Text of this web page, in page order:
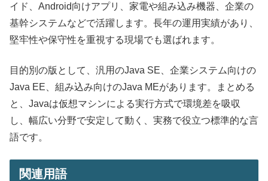
イド、Android向けアプリ、家電や組み込み機器、企業の
基幹システムなどで活躍します。長年の運用実績があり、
堅牢性や保守性を重視する現場でも選ばれます。
目的別の版として、汎用のJava SE、企業システム向けの
Java EE、組み込み向けのJava MEがあります。まとめる
と、Javaは仮想マシンによる実行方式で環境差を吸収
し、幅広い分野で安定して動く、実務で役立つ標準的な言
語です。
関連用語